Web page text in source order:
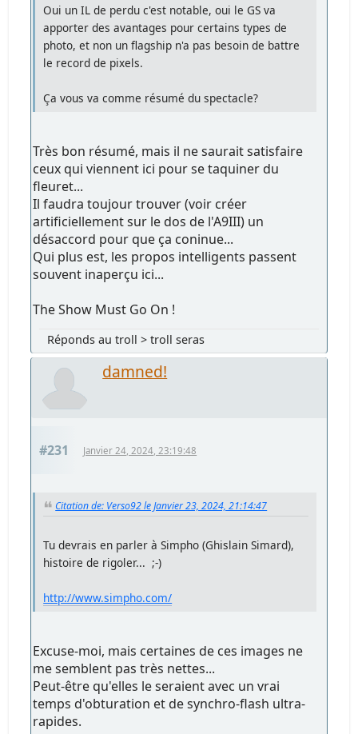
Oui un IL de perdu c'est notable, oui le GS va
apporter des avantages pour certains types de
photo, et non un flagship n'a pas besoin de battre
le record de pixels.
Ça vous va comme résumé du spectacle?
Très bon résumé, mais il ne saurait satisfaire
ceux qui viennent ici pour se taquiner du
fleuret...
Il faudra toujour trouver (voir créer
artificiellement sur le dos de l'A9III) un
désaccord pour que ça coninue...
Qui plus est, les propos intelligents passent
souvent inaperçu ici...
The Show Must Go On !
Réponds au troll > troll seras
damned!
#231 Janvier 24, 2024, 23:19:48
Citation de: Verso92 le Janvier 23, 2024, 21:14:47
Tu devrais en parler à Simpho (Ghislain Simard),
histoire de rigoler... ;-)
http://www.simpho.com/
Excuse-moi, mais certaines de ces images ne
me semblent pas très nettes...
Peut-être qu'elles le seraient avec un vrai
temps d'obturation et de synchro-flash ultra-
rapides.